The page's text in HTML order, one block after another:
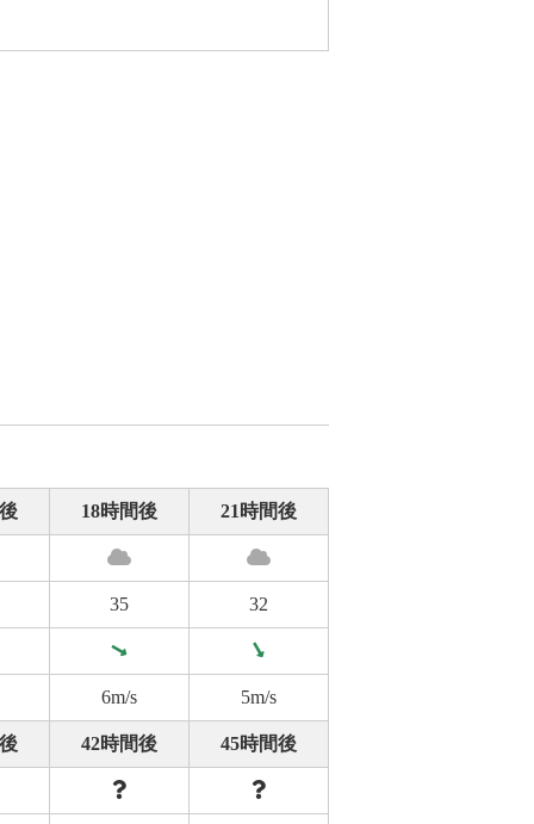
18時間後 21時間後
35 32
6m/s 5m/s
42時間後 45時間後